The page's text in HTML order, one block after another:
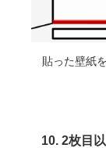
貼った壁紙
10. 2枚目